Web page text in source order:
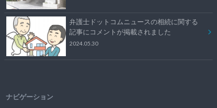
弁護士ドットコムニュースの相続に関する
記事にコメントが掲載されました
2024.05.30
ナビゲーション